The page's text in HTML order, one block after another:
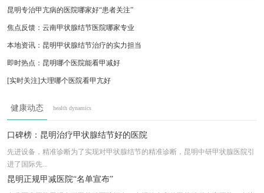
昆明专治甲亢病的医院哪家好“患者关注”
焦点反馈：云南甲状腺结节医院哪家专业
本地资讯：昆明甲状腺结节治疗的实力担当
即时热点：昆明哪个医院能看甲减好
[实时关注]大理哪个医院看甲亢好
总榜揭晓！昆明治疗甲亢的医院哪家好
总榜揭晓！昆明甲状腺结节医院哪家好
实时更新：昆明市看甲状腺结节哪个医院好
健康动态 health dynamics
口碑榜：昆明治疗甲状腺结节好的医院
先进设备，精准诊断为了实现对甲状腺结节的精准诊断，昆明中研甲状腺医院引
进了国际先...
昆明正规甲减医院“名单宣布”